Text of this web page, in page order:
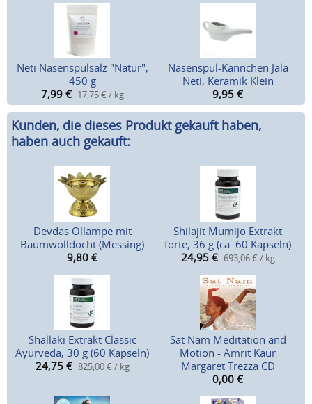
Neti Nasenspülsalz "Natur",
450 g
7,99 € 17,75 € / kg
Nasenspül-Kännchen Jala
Neti, Keramik Klein
9,95 €
Kunden, die dieses Produkt gekauft haben,
haben auch gekauft:
Devdas Öllampe mit
Baumwolldocht (Messing)
9,80 €
Shilajit Mumijo Extrakt
forte, 36 g (ca. 60 Kapseln)
24,95 € 693,06 € / kg
Shallaki Extrakt Classic
Ayurveda, 30 g (60 Kapseln)
24,75 € 825,00 € / kg
Sat Nam Meditation and
Motion - Amrit Kaur
Margaret Trezza CD
0,00 €